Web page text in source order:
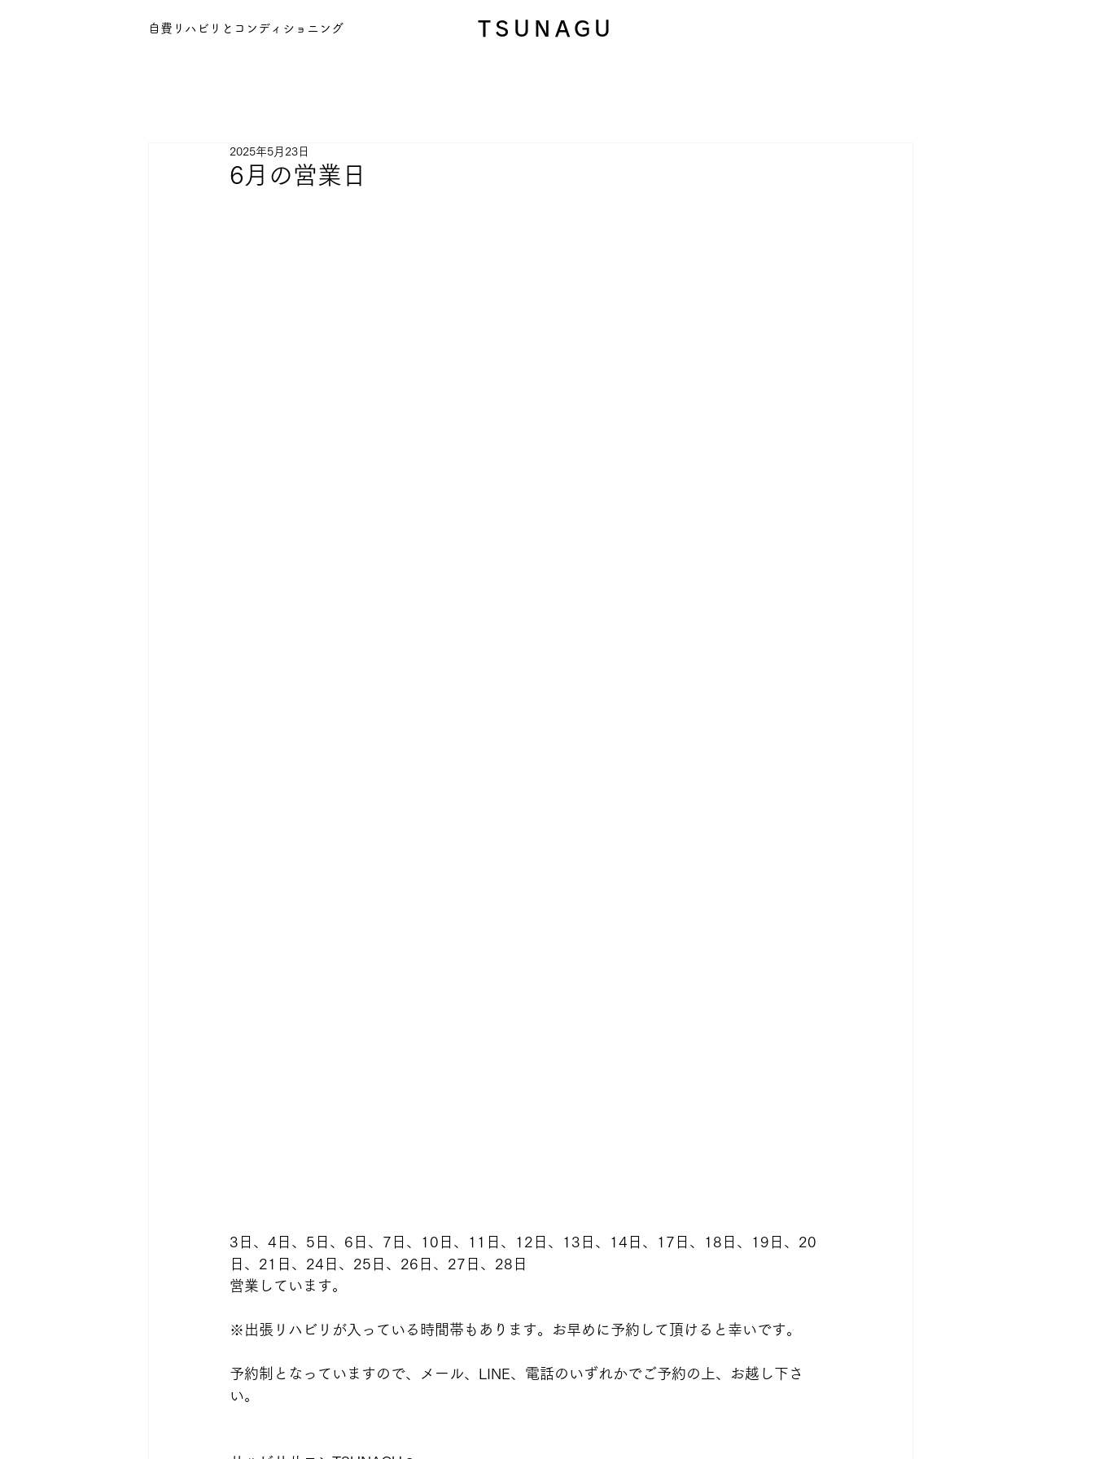
自費リハビリとコンディショニング TSUNAGU
6月の営業日
2025年5月23日
3日、4日、5日、6日、7日、10日、11日、12日、13日、14日、17日、18日、19日、20
日、21日、24日、25日、26日、27日、28日
営業しています。
※出張リハビリが入っている時間帯もあります。お早めに予約して頂けると幸いです。
予約制となっていますので、メール、LINE、電話のいずれかでご予約の上、お越し下さ
い。